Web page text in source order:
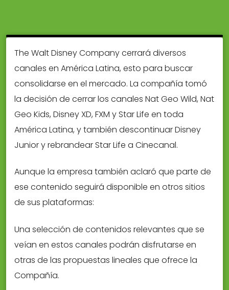
The Walt Disney Company cerrará diversos
canales en América Latina, esto para buscar
consolidarse en el mercado. La compañía tomó
la decisión de cerrar los canales Nat Geo Wild, Nat
Geo Kids, Disney XD, FXM y Star Life en toda
América Latina, y también descontinuar Disney
Junior y rebrandear Star Life a Cinecanal.
Aunque la empresa también aclaró que parte de
ese contenido seguirá disponible en otros sitios
de sus plataformas:
Una selección de contenidos relevantes que se
veían en estos canales podrán disfrutarse en
otras de las propuestas lineales que ofrece la
Compañía.